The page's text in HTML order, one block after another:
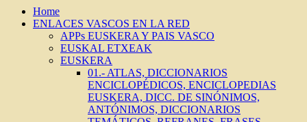
Home
ENLACES VASCOS EN LA RED
APPs EUSKERA Y PAIS VASCO
EUSKAL ETXEAK
EUSKERA
01.- ATLAS, DICCIONARIOS
ENCICLOPÉDICOS, ENCICLOPEDIAS
EUSKERA, DICC. DE SINÓNIMOS,
ANTÓNIMOS, DICCIONARIOS